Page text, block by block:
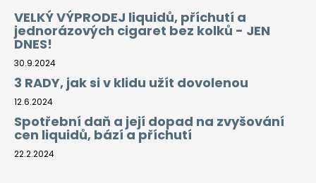
VELKÝ VÝPRODEJ liquidů, příchutí a
jednorázových cigaret bez kolků - JEN
DNES!
30.9.2024
3 RADY, jak si v klidu užít dovolenou
12.6.2024
Spotřební daň a její dopad na zvyšování
cen liquidů, bází a příchutí
22.2.2024